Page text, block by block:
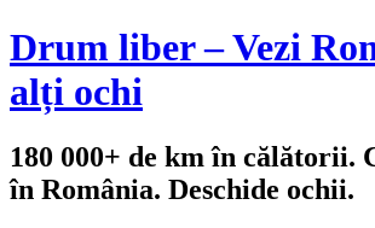
Drum liber – Vezi
alți ochi
180 000+ de km în călătorii.
în România. Deschide ochii.